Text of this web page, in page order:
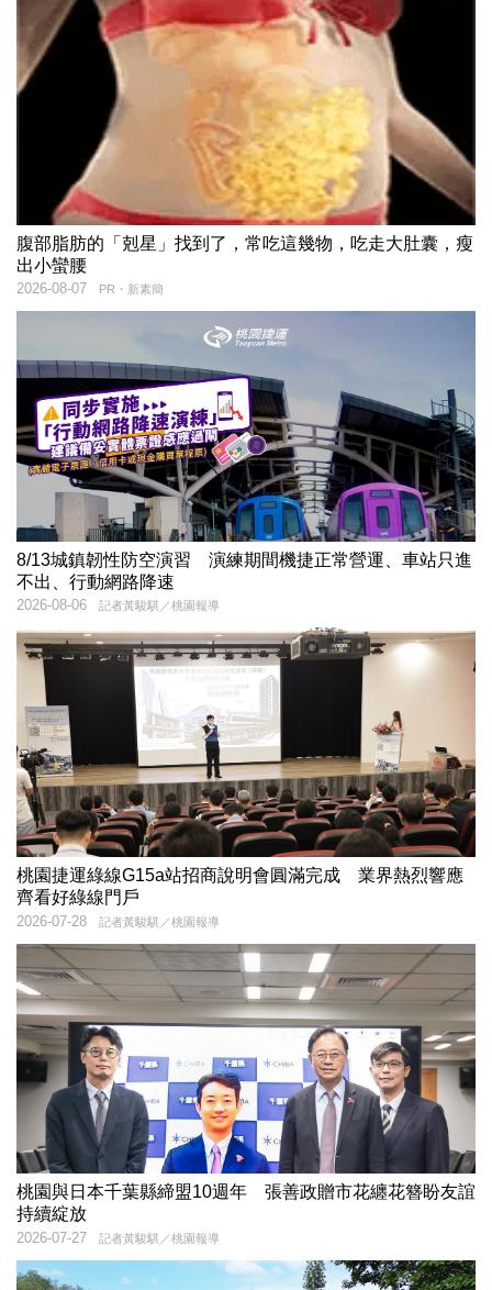
腹部脂肪的「剋星」找到了，常吃這幾物，吃走大肚囊，瘦
出小蠻腰
PR・新素簡
2026-08-07
8/13城鎮韌性防空演習 演練期間機捷正常營運、車站只進
不出、行動網路降速
記者黃駿騏／桃園報導
2026-08-06
桃園捷運綠線G15a站招商說明會圓滿完成 業界熱烈響應
齊看好綠線門戶
記者黃駿騏／桃園報導
2026-07-28
桃園與日本千葉縣締盟10週年 張善政贈市花纏花簪盼友誼
持續綻放
記者黃駿騏／桃園報導
2026-07-27